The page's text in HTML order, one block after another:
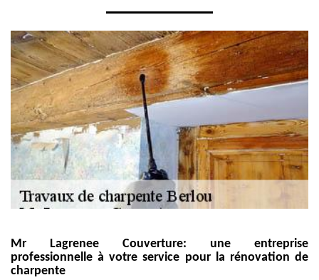
Mr Lagrenee Couverture: une entreprise
professionnelle à votre service pour la rénovation de
charpente